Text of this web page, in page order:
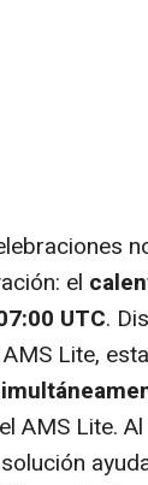
el
UTC.
Lite,
AMS Lite.